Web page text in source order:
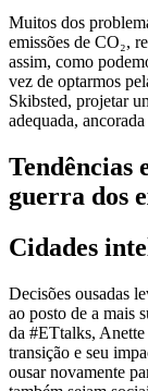
Muitos dos
emissões de CO₂,
assim, como
vez de optarmos
Skibsted, projetar
adequada,
Tendências
guerra dos
Cidades
Decisões ousadas
ao posto de a mais
da #ETtalks,
transição e seu
ousar novamente